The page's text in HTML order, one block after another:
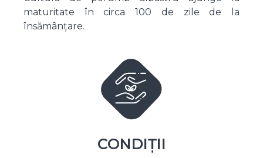
maturitate în circa 100 de zile de la
însămânțare.
CONDIȚII